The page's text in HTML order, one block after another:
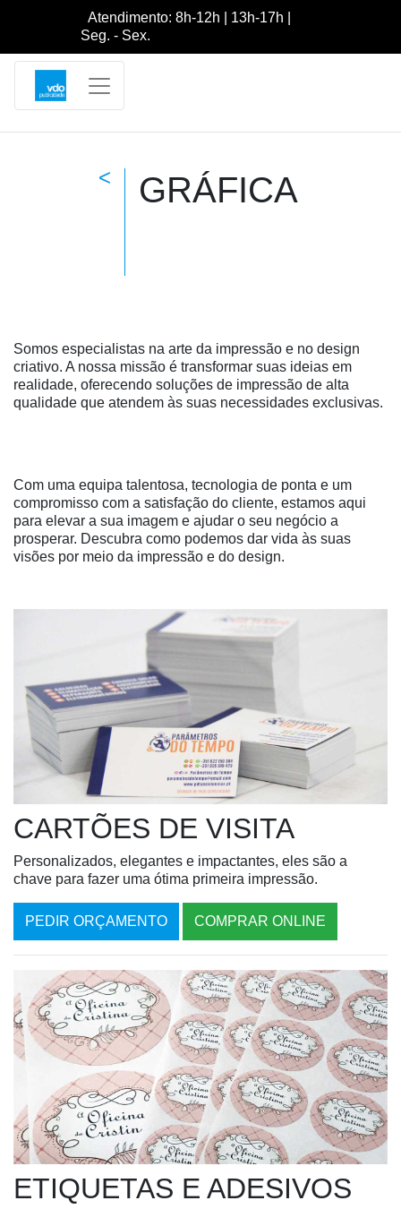
Atendimento: 8h-12h | 13h-17h |
Seg. - Sex.
< GRÁFICA
Somos especialistas na arte da impressão e no design
criativo. A nossa missão é transformar suas ideias em
realidade, oferecendo soluções de impressão de alta
qualidade que atendem às suas necessidades exclusivas.
Com uma equipa talentosa, tecnologia de ponta e um
compromisso com a satisfação do cliente, estamos aqui
para elevar a sua imagem e ajudar o seu negócio a
prosperar. Descubra como podemos dar vida às suas
visões por meio da impressão e do design.
CARTÕES DE VISITA
Personalizados, elegantes e impactantes, eles são a
chave para fazer uma ótima primeira impressão.
PEDIR ORÇAMENTO COMPRAR ONLINE
ETIQUETAS E ADESIVOS